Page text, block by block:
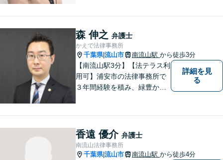
森 伸之 弁護士
かえで法律事務所
千葉県|流山市 南流山駅 から徒歩3分
【南流山駅3分】【法テラス利
用可】浦安市の法律事務所で
３年間経験を積み、緑豊かな
一人一人に寄り添い、信頼関
係を築きながら最善の解決策
をご提供いたします。
詳細を見
る
香遠 優介 弁護士
南流山法律事務所
千葉県|流山市 南流山駅 から徒歩4分